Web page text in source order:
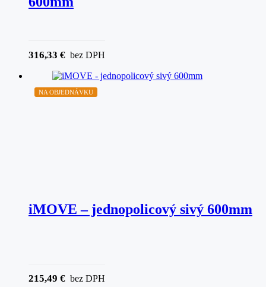
316,33 € bez DPH
NA OBJEDNÁVKU
iMOVE – jednopolicový sivý 600mm
215,49 € bez DPH